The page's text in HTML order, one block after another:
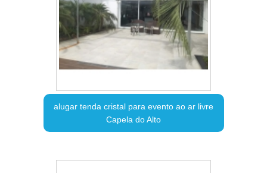
alugar tenda cristal para evento ao ar livre
Capela do Alto